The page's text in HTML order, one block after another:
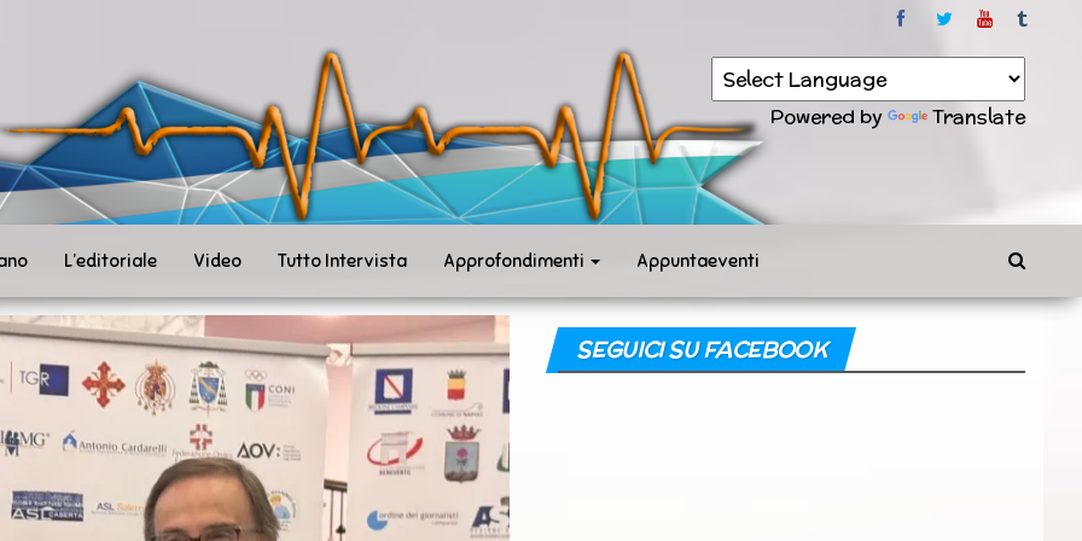
Powered by Translate
L’editoriale Video Tutto Intervista Approfondimenti Appuntaeventi
SEGUICI SU FACEBOOK